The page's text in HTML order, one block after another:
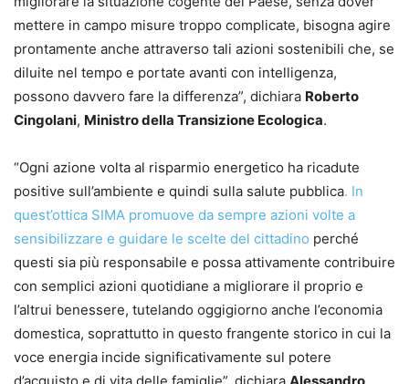
mettere in campo misure troppo complicate, bisogna agire
prontamente anche attraverso tali azioni sostenibili che, se
diluite nel tempo e portate avanti con intelligenza,
possono davvero fare la differenza”, dichiara Roberto
Cingolani, Ministro della Transizione Ecologica.
“Ogni azione volta al risparmio energetico ha ricadute
positive sull’ambiente e quindi sulla salute pubblica. In
quest’ottica SIMA promuove da sempre azioni volte a
sensibilizzare e guidare le scelte del cittadino perché
questi sia più responsabile e possa attivamente contribuire
con semplici azioni quotidiane a migliorare il proprio e
l’altrui benessere, tutelando oggigiorno anche l’economia
domestica, soprattutto in questo frangente storico in cui la
voce energia incide significativamente sul potere